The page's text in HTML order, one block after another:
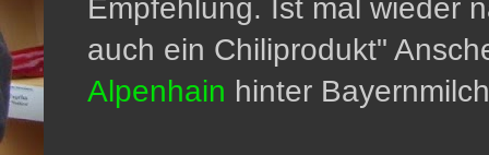
Empfehlung. Ist mal wieder
auch ein Chiliprodukt"
Alpenhain hinter